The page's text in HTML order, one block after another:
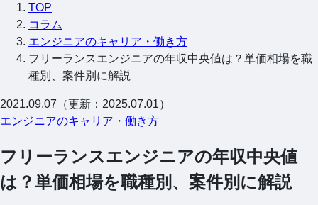
TOP
コラム
エンジニアのキャリア・働き方
フリーランスエンジニアの年収中央値は？単価相場を職
種別、案件別に解説
2021.09.07（更新：2025.07.01）
エンジニアのキャリア・働き方
フリーランスエンジニアの年収中央値
は？単価相場を職種別、案件別に解説